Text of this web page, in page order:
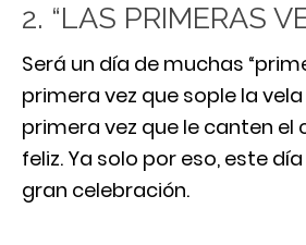
2. “LAS PRIMERAS
Será un día de muchas
primera vez que sople la
primera vez que le canten el
feliz. Ya solo por eso, este
gran celebración.